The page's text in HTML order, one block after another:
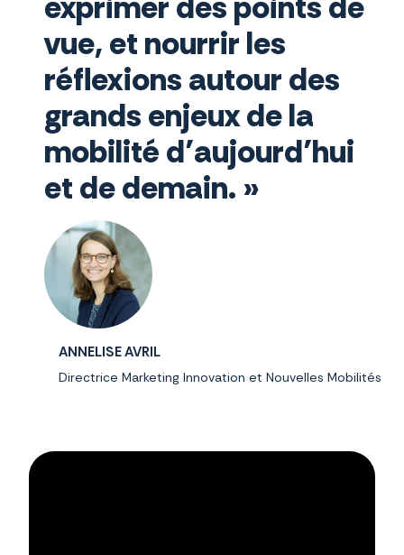
ANNELISE AVRIL
Directrice Marketing Innovation et Nouvelles Mobilités
vue, et nourrir les
réflexions autour des
grands enjeux de la
mobilité d’aujourd’hui
et de demain. »